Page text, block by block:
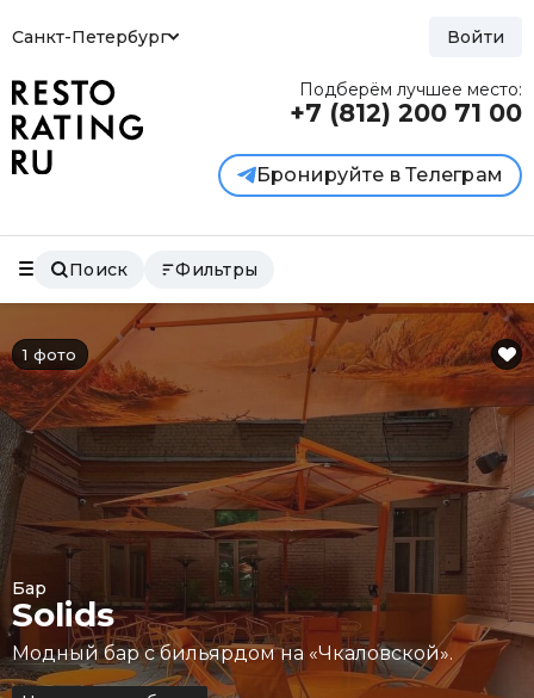
Санкт-Петербург Войти
Подберём лучшее место:
+7 (812) 200 71 00
Бронируйте в Телеграм
Поиск Фильтры
1 фото
Бар
Solids
Модный бар с бильярдом на «Чкаловской».